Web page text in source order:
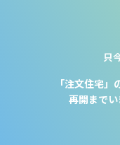
只
「注文住宅」
再開までい